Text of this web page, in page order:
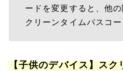
ードを変更すると、他
クリーンタイムパスコ
【子供のデバイス】ス